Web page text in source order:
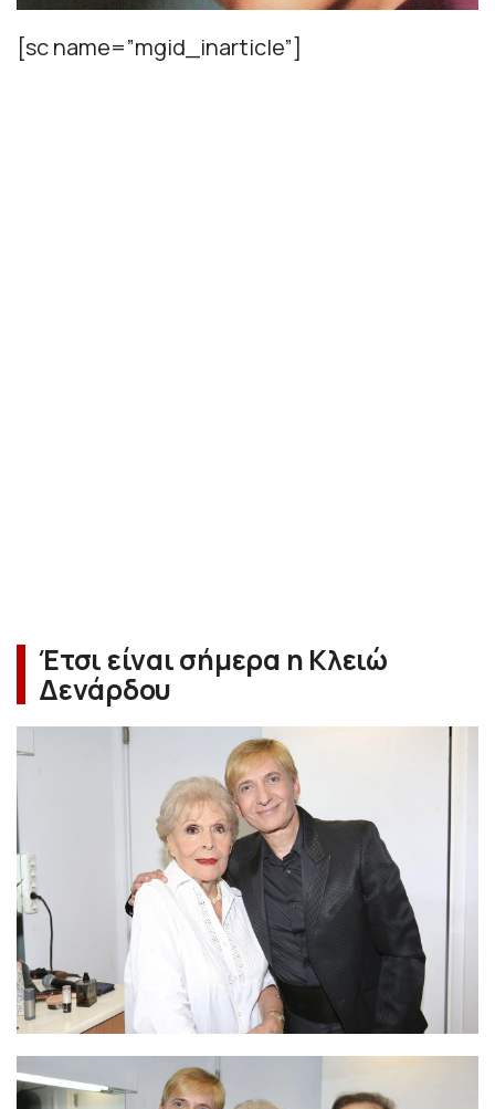
[sc name=”mgid_inarticle”]
Έτσι είναι σήμερα η Κλειώ
Δενάρδου